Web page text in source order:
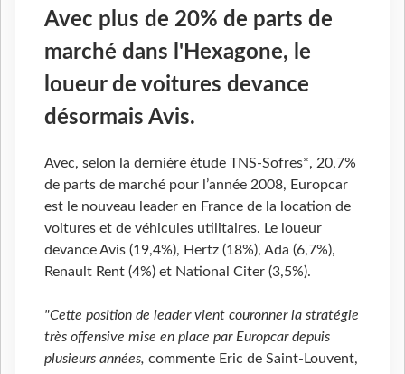
Avec plus de 20% de parts de
marché dans l'Hexagone, le
loueur de voitures devance
désormais Avis.
Avec, selon la dernière étude TNS-Sofres*, 20,7%
de parts de marché pour l’année 2008, Europcar
est le nouveau leader en France de la location de
voitures et de véhicules utilitaires. Le loueur
devance Avis (19,4%), Hertz (18%), Ada (6,7%),
Renault Rent (4%) et National Citer (3,5%).
"Cette position de leader vient couronner la stratégie
très offensive mise en place par Europcar depuis
plusieurs années, commente Eric de Saint-Louvent,